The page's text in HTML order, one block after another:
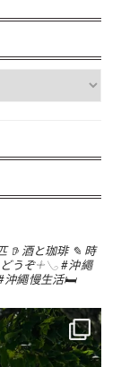
𖠚 酒と珈琲✎ 時
どうぞ𓇬𓂅#沖繩
沖繩慢生活🛏